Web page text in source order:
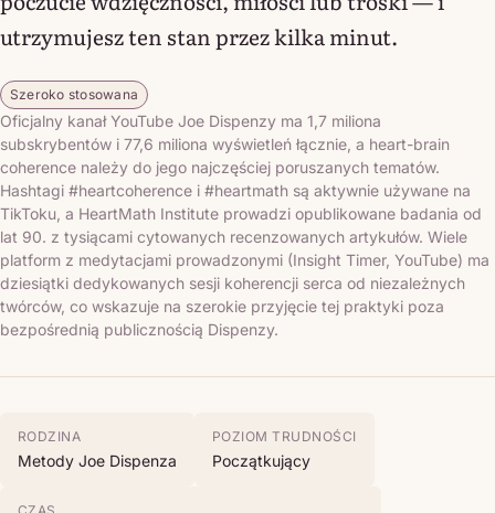
utrzymujesz ten stan przez kilka minut.
Szeroko stosowana
Oficjalny kanał YouTube Joe Dispenzy ma 1,7 miliona
subskrybentów i 77,6 miliona wyświetleń łącznie, a heart-brain
coherence należy do jego najczęściej poruszanych tematów.
Hashtagi #heartcoherence i #heartmath są aktywnie używane na
TikToku, a HeartMath Institute prowadzi opublikowane badania od
lat 90. z tysiącami cytowanych recenzowanych artykułów. Wiele
platform z medytacjami prowadzonymi (Insight Timer, YouTube) ma
dziesiątki dedykowanych sesji koherencji serca od niezależnych
twórców, co wskazuje na szerokie przyjęcie tej praktyki poza
bezpośrednią publicznością Dispenzy.
RODZINA
Metody Joe Dispenza
POZIOM TRUDNOŚCI
Początkujący